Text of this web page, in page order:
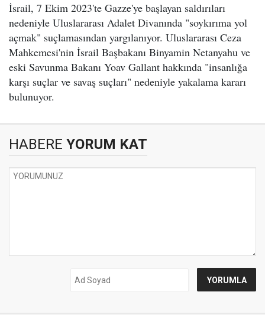
İsrail, 7 Ekim 2023'te Gazze'ye başlayan saldırıları
nedeniyle Uluslararası Adalet Divanında "soykırıma yol
açmak" suçlamasından yargılanıyor. Uluslararası Ceza
Mahkemesi'nin İsrail Başbakanı Binyamin Netanyahu ve
eski Savunma Bakanı Yoav Gallant hakkında "insanlığa
karşı suçlar ve savaş suçları" nedeniyle yakalama kararı
bulunuyor.
HABERE YORUM KAT